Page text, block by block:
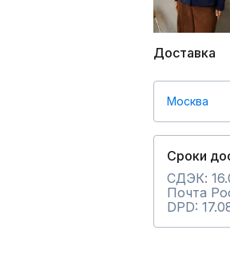
Доставка
Москва
Сроки
СДЭК:
Почта
DPD: